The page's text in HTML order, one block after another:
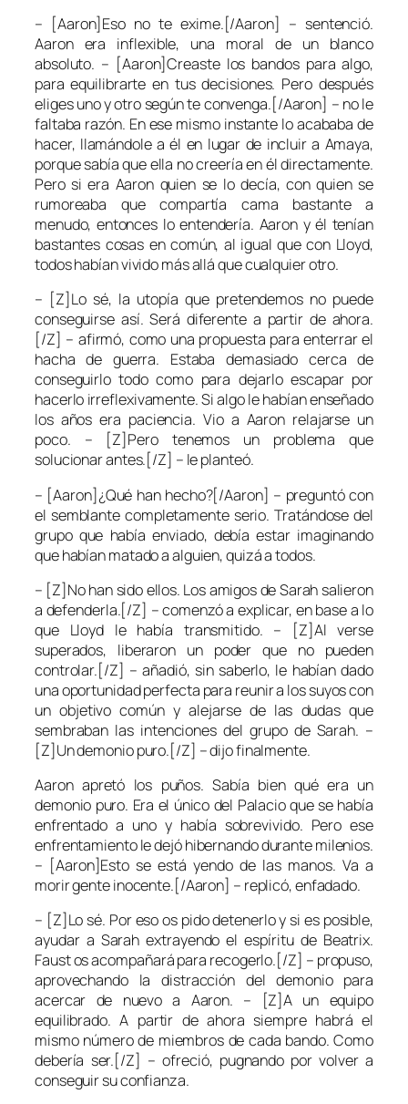
– [Aaron]Eso no te exime.[/Aaron] – sentenció.
Aaron era inflexible, una moral de un blanco
absoluto. – [Aaron]Creaste los bandos para algo,
para equilibrarte en tus decisiones. Pero después
eliges uno y otro según te convenga.[/Aaron] – no le
faltaba razón. En ese mismo instante lo acababa de
hacer, llamándole a él en lugar de incluir a Amaya,
porque sabía que ella no creería en él directamente.
Pero si era Aaron quien se lo decía, con quien se
rumoreaba que compartía cama bastante a
menudo, entonces lo entendería. Aaron y él tenían
bastantes cosas en común, al igual que con Lloyd,
todos habían vivido más allá que cualquier otro.
– [Z]Lo sé, la utopía que pretendemos no puede
conseguirse así. Será diferente a partir de ahora.
[/Z] – afirmó, como una propuesta para enterrar el
hacha de guerra. Estaba demasiado cerca de
conseguirlo todo como para dejarlo escapar por
hacerlo irreflexivamente. Si algo le habían enseñado
los años era paciencia. Vio a Aaron relajarse un
poco. – [Z]Pero tenemos un problema que
solucionar antes.[/Z] – le planteó.
– [Aaron]¿Qué han hecho?[/Aaron] – preguntó con
el semblante completamente serio. Tratándose del
grupo que había enviado, debía estar imaginando
que habían matado a alguien, quizá a todos.
– [Z]No han sido ellos. Los amigos de Sarah salieron
a defenderla.[/Z] – comenzó a explicar, en base a lo
que Lloyd le había transmitido. – [Z]Al verse
superados, liberaron un poder que no pueden
controlar.[/Z] – añadió, sin saberlo, le habían dado
una oportunidad perfecta para reunir a los suyos con
un objetivo común y alejarse de las dudas que
sembraban las intenciones del grupo de Sarah. –
[Z]Un demonio puro.[/Z] – dijo finalmente.
Aaron apretó los puños. Sabía bien qué era un
demonio puro. Era el único del Palacio que se había
enfrentado a uno y había sobrevivido. Pero ese
enfrentamiento le dejó hibernando durante milenios.
– [Aaron]Esto se está yendo de las manos. Va a
morir gente inocente.[/Aaron] – replicó, enfadado.
– [Z]Lo sé. Por eso os pido detenerlo y si es posible,
ayudar a Sarah extrayendo el espíritu de Beatrix.
Faust os acompañará para recogerlo.[/Z] – propuso,
aprovechando la distracción del demonio para
acercar de nuevo a Aaron. – [Z]A un equipo
equilibrado. A partir de ahora siempre habrá el
mismo número de miembros de cada bando. Como
debería ser.[/Z] – ofreció, pugnando por volver a
conseguir su confianza.